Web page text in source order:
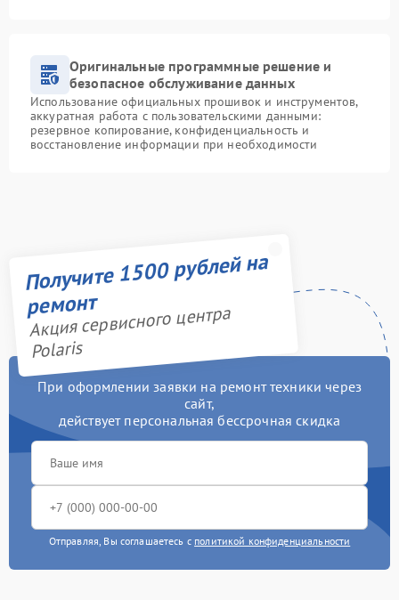
Оригинальные программные решение и
безопасное обслуживание данных
Использование официальных прошивок и инструментов,
аккуратная работа с пользовательскими данными:
резервное копирование, конфиденциальность и
восстановление информации при необходимости
Получите 1500 рублей на
ремонт
Акция сервисного центра
Polaris
При оформлении заявки на ремонт техники через
сайт,
действует персональная бессрочная скидка
Отправляя, Вы соглашаетесь с политикой конфиденциальности